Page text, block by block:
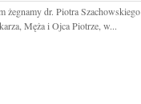
żegnamy dr. Piotra Szachowskiego
Męża i Ojca Piotrze, w...